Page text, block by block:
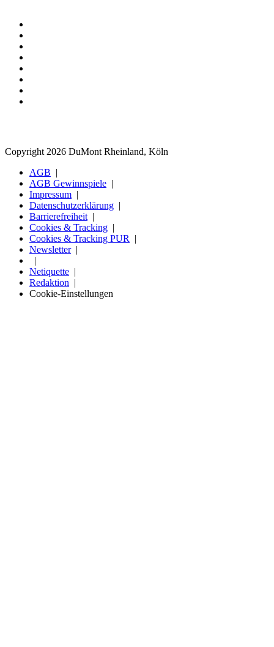
Copyright 2026 DuMont Rheinland, Köln
AGB
AGB Gewinnspiele
Impressum
Datenschutzerklärung
Barrierefreiheit
Cookies & Tracking
Cookies & Tracking PUR
Newsletter
Netiquette
Redaktion
Cookie-Einstellungen